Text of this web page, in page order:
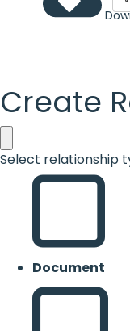
Create
Select relationship
Document